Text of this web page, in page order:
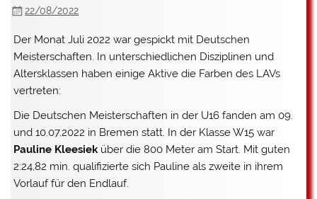
22/08/2022
Der Monat Juli 2022 war gespickt mit Deutschen
Meisterschaften. In unterschiedlichen Disziplinen und
Altersklassen haben einige Aktive die Farben des LAVs
vertreten:
Die Deutschen Meisterschaften in der U16 fanden am 09.
und 10.07.2022 in Bremen statt. In der Klasse W15 war
Pauline Kleesieküber die 800 Meter am Start. Mit guten
2:24,82 min. qualifizierte sich Pauline als zweite in ihrem
Vorlauf für den Endlauf.